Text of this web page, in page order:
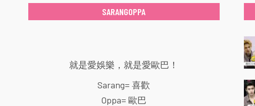
SARANGOPPA
就是愛娛樂，就是愛歐巴！
Sarang= 喜歡
Oppa= 歐巴